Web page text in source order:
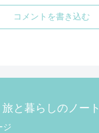
コメントを書き込む
旅と暮らしのノート
ジ